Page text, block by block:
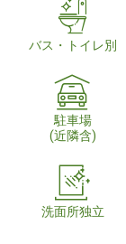
バス・トイレ別
駐車場
(近隣含)
洗面所独立